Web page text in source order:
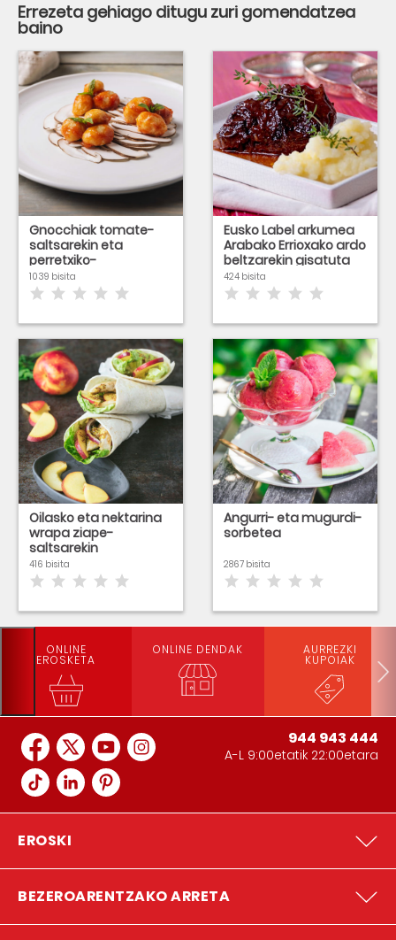
Errezeta gehiago ditugu zuri gomendatzea
baino
Gnocchiak tomate-
saltsarekin eta
perretxiko-
carpaccioarekin
1039 bisita
Eusko Label arkumea
Arabako Errioxako ardo
beltzarekin gisatuta
424 bisita
Oilasko eta nektarina
wrapa ziape-
saltsarekin
416 bisita
Angurri- eta mugurdi-
sorbetea
2867 bisita
ONLINE
EROSKETA
ONLINE DENDAK AURREZKI
KUPOIAK
944 943 444
A-L 9:00etatik 22:00etara
EROSKI
BEZEROARENTZAKO ARRETA